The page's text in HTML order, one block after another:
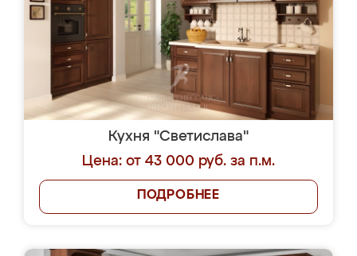
Кухня "Светислава"
Цена: от 43 000 руб. за п.м.
ПОДРОБНЕЕ